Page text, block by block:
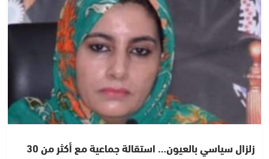
زلزال سياسي بالعيون… استقالة جماعية مع أكثر من 30